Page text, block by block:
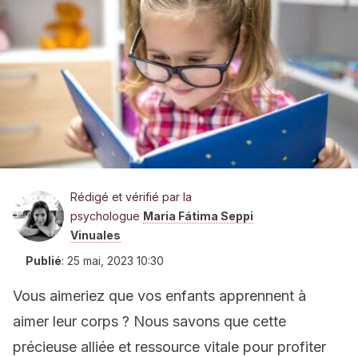
Rédigé et vérifié par la
psychologue Maria Fátima Seppi
Vinuales
Publié: 25 mai, 2023 10:30
Vous aimeriez que vos enfants apprennent à
aimer leur corps ? Nous savons que cette
précieuse alliée et ressource vitale pour profiter